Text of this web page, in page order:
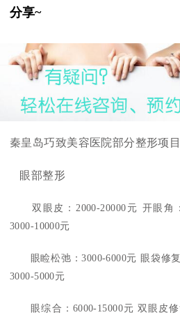
分享~
秦皇岛巧致美容医院部分整形项
眼部整形
双眼皮：2000-20000元 开眼角
3000-10000元
眼睑松弛：3000-6000元 眼袋修复
3000-5000元
眼综合：6000-15000元 双眼皮修